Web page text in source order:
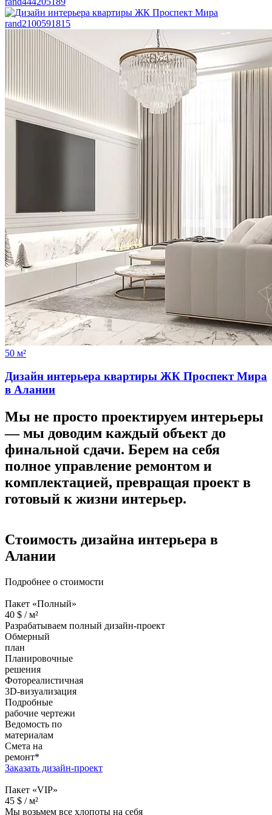
50 м²
Дизайн интерьера квартиры ЖК Проспект Мира
в Алании
Мы не просто проектируем интерьеры
—мы доводим каждый объект до
финальной сдачи. Берем на себя
полное управление ремонтом и
комплектацией, превращая проект в
готовый к жизни интерьер.
Стоимость дизайна интерьера в
Алании
Подробнее о стоимости
Пакет «Полный»
40 $ /м²
Разрабатываем полный дизайн-проект
Обмерный
план
Планировочные
решения
Фотореалистичная
3D-визуализация
Подробные
рабочие чертежи
Ведомость по
материалам
Смета на
ремонт*
Заказать дизайн-проект
Пакет «VIP»
45 $ /м²
Мы возьмем все хлопоты на себя